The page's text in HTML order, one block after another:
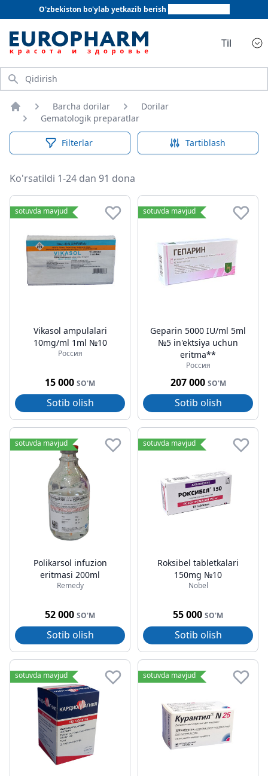
O'zbekiston bo'ylab yetkazib berish
Til
Qidirish
Bosh sahifa
Barcha dorilar
Dorilar
Gematologik preparatlar
Filterlar Tartiblash
Ko'rsatildi 1-24 dan 91 dona
Gematologik preparatlar
sotuvda mavjud
Vikasol ampulalari
10mg/ml 1ml №10
Россия
15 000 SO'M
Sotib olish
sotuvda mavjud
Geparin 5000 IU/ml 5ml
№5 in'ektsiya uchun
eritma**
Россия
207 000 SO'M
Sotib olish
sotuvda mavjud
Polikarsol infuzion
eritmasi 200ml
Remedy
52 000 SO'M
Sotib olish
sotuvda mavjud
Roksibel tabletkalari
150mg №10
Nobel
55 000 SO'M
Sotib olish
sotuvda mavjud sotuvda mavjud